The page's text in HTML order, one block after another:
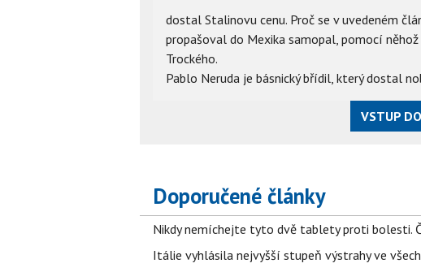
dostal Stalinovu cenu. Proč se v uvedeném
propašoval do Mexika samopal, pomocí
Trockého.
Pablo Neruda je básnický břídil, který dostal
VSTUP
Doporučené články
Nikdy nemíchejte tyto dvě tablety proti bolesti.
Itálie vyhlásila nejvyšší stupeň výstrahy ve